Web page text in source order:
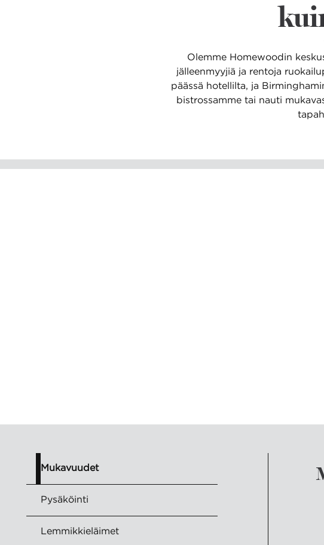
Olemme Homewoodin
jälleenmyyjiä ja rentoja
päässä hotellilta, ja
bistrossamme tai nauti
Mukavuudet
Pysäköinti
Lemmikkieläimet